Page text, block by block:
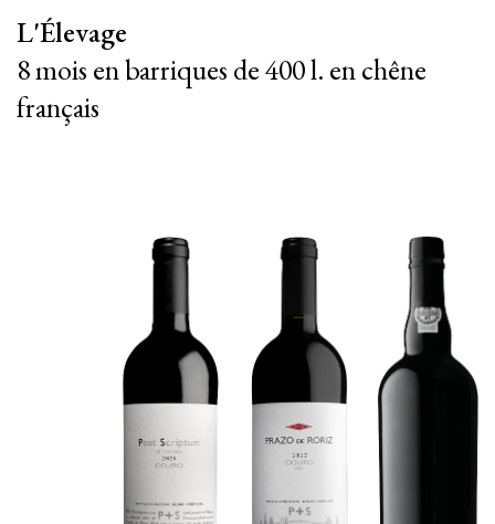
PT EN | FR
L'Élevage
8 mois en barriques de 400 l. en chêne
français